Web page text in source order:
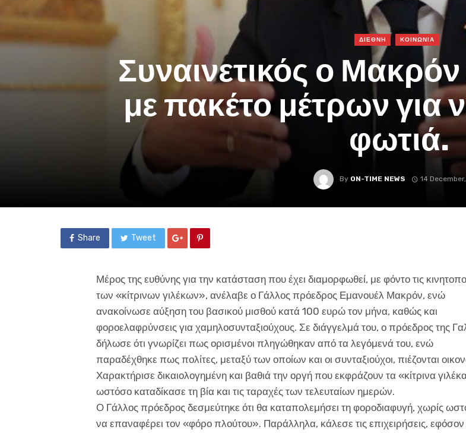
ΔΙΕΘΝΗ ΚΟΙΝΩΝΙΑ
Συναινετικός ο
με πακέτο μέτρων για
φωτιά.
By ON-TIME NEWS 14
Share Tweet
Μέρος της ευθύνης για την κατάσταση που έχει διαμορφωθεί, με φόντο τις
των «κίτρινων γιλέκων», ανέλαβε ο Γάλλος πρόεδρος Εμανουέλ Μακρόν, ενώ
ανακοίνωσε αύξηση του βασικού μισθού κατά 100 ευρώ τον μήνα, καθώς και
φοροελαφρύνσεις για χαμηλοσυνταξιούχους. Σε διάγγελμά του, ο πρόεδρος της
δήλωσε ότι γνωρίζει πως ορισμένοι πληγώθηκαν από τα λεγόμενά του, ενώ
παραδέχθηκε πως πολίτες, μεταξύ των οποίων και οι συνταξιούχοι, πιέζονται
Χαρακτήρισε δικαιολογημένη και βαθιά την οργή που εκφράζουν τα «κίτρινα
ωστόσο καταδίκασε τη βία και τις ταραχές των τελευταίων ημερών.
Ο Γάλλος πρόεδρος δεσμεύτηκε ότι θα καταπολεμήσει τη φοροδιαφυγή, χωρίς
να επαναφέρει τον «φόρο πλούτου». Παράλληλα, κάλεσε τις επιχειρήσεις, εφόσον